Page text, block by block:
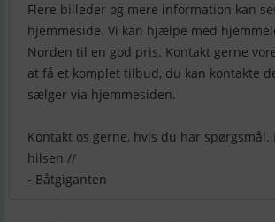
Flere billeder og mere information kan
hjemmeside. Vi kan hjælpe med
Norden til en god pris. Kontakt gerne
at få et komplet tilbud, du kan kontakte
sælger via hjemmesiden.
Kontakt os gerne, hvis du har spørgsmål.
hilsen //
- Båtgiganten